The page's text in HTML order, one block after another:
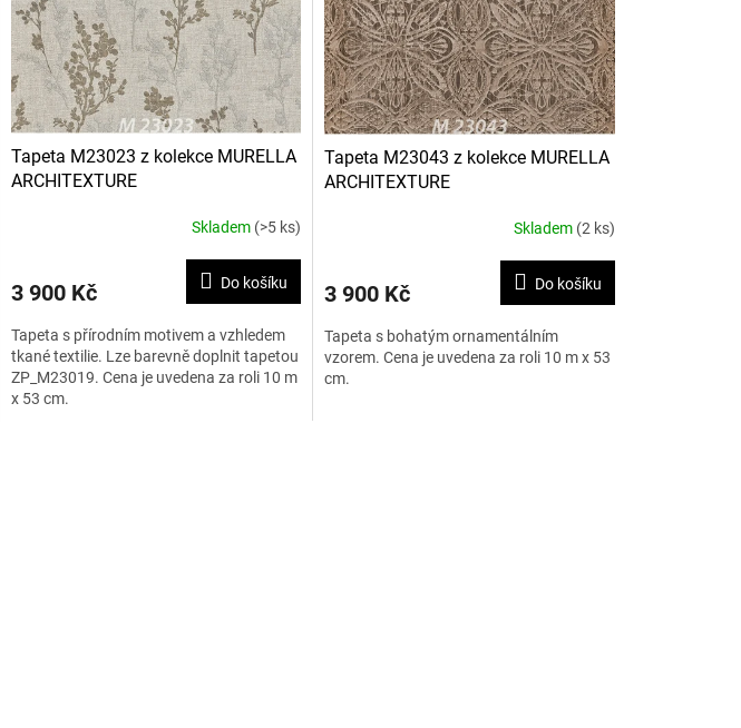
Tapeta M23023 z kolekce MURELLA
ARCHITEXTURE
Skladem (>5 ks)
3 900 Kč Do košíku
Tapeta s přírodním motivem a vzhledem
tkané textilie. Lze barevně doplnit tapetou
ZP_M23019. Cena je uvedena za roli 10 m
x 53 cm.
Tapeta M23043 z kolekce MURELLA
ARCHITEXTURE
Skladem (2 ks)
3 900 Kč Do košíku
Tapeta s bohatým ornamentálním
vzorem. Cena je uvedena za roli 10 m x 53
cm.